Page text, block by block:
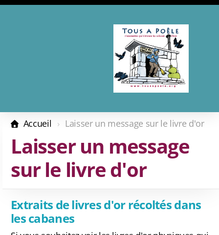
Accueil Laisser un message sur le livre d'or
Laisser un message
sur le livre d'or
Extraits de livres d'or récoltés dans
les cabanes
Les complices
Revue de presse
Calendrier 2026
FAQ